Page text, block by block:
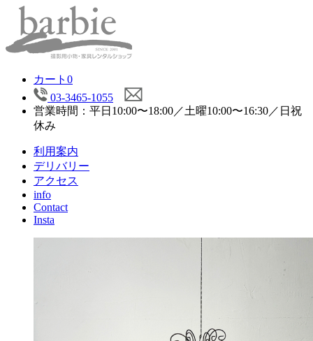
カート 0
03-3465-1055
営業時間：平日10:00〜18:00／土曜10:00〜16:30／日祝
休み
利用案内
デリバリー
アクセス
info
Contact
Insta